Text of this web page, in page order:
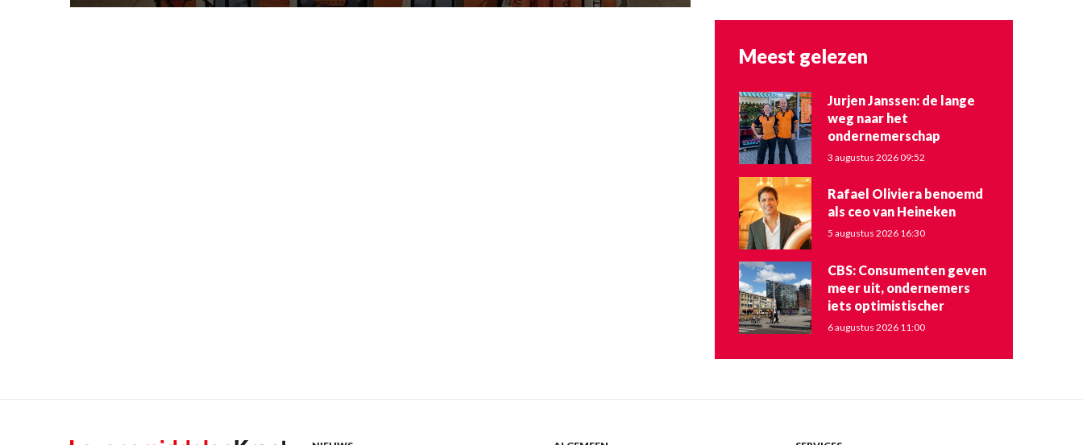
Meest gelezen
Jurjen Janssen: de lange
weg naar het
ondernemerschap
3 augustus 2026 09:52
Rafael Oliviera benoemd
als ceo van Heineken
5 augustus 2026 16:30
CBS: Consumenten geven
meer uit, ondernemers
iets optimistischer
6 augustus 2026 11:00